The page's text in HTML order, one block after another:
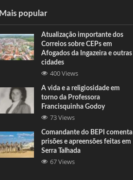
Mais popular
Atualização importante dos
Correios sobre CEPs em
Afogados da Ingazeira e outras
cidades
400 Views
A vida e a religiosidade em
torno da Professora
Francisquinha Godoy
73 Views
Comandante do BEPI comenta
prisões e apreensões feitas em
Serra Talhada
67 Views